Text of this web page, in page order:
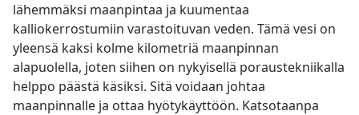
lähemmäksi maanpintaa ja kuumentaa
kalliokerrostumiin varastoituvan veden. Tämä vesi on
yleensä kaksi kolme kilometriä maanpinnan
alapuolella, joten siihen on nykyisellä poraustekniikalla
helppo päästä käsiksi. Sitä voidaan johtaa
maanpinnalle ja ottaa hyötykäyttöön. Katsotaanpa